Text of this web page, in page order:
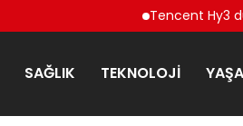
Tencent Hy3
SAĞLIK TEKNOLOJI